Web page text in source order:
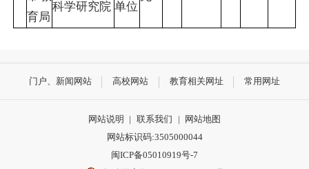
育局
科学研究院 单位
门户、新闻网站 高校网站 教育相关网址 常用网址
网站说明 | 联系我们 |
网站地图
网站标识码:3505000044
闽ICP备05010919号-7